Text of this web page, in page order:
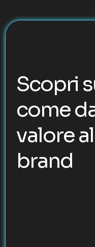
Scopri
come
valore
brand